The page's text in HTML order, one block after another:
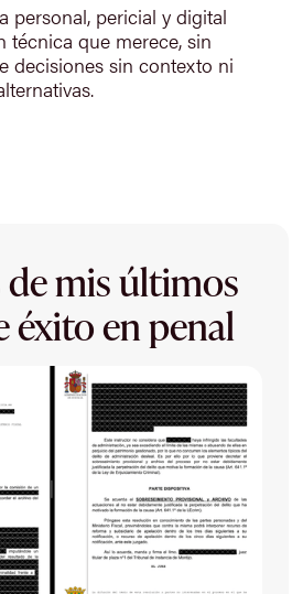
personal, pericial y digital
técnica que merece, sin
decisiones sin contexto ni
mis últimos
éxito en penal